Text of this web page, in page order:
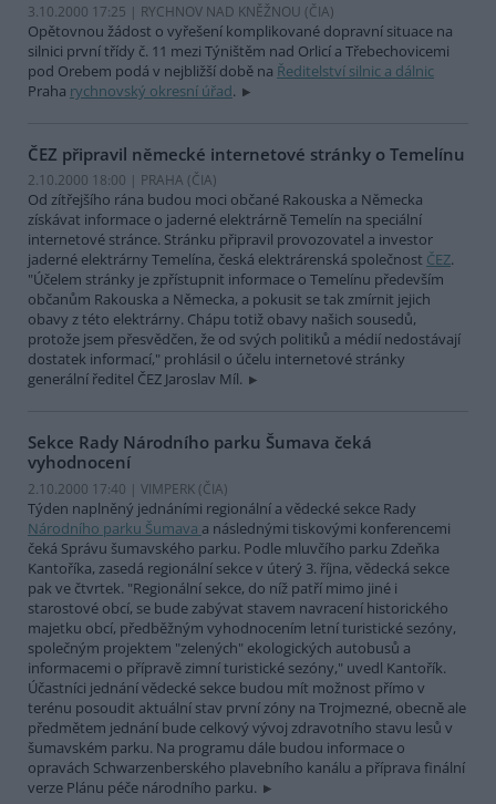
3.10.2000 17:25 | RYCHNOV NAD KNĚŽNOU (ČIA)
Opětovnou žádost o vyřešení komplikované dopravní situace na
silnici první třídy č. 11 mezi Týništěm nad Orlicí a Třebechovicemi
pod Orebem podá v nejbližší době na Ředitelství silnic a dálnic
Praha rychnovský okresní úřad.
ČEZ připravil německé internetové stránky o Temelínu
2.10.2000 18:00 | PRAHA (ČIA)
Od zítřejšího rána budou moci občané Rakouska a Německa
získávat informace o jaderné elektrárně Temelín na speciální
internetové stránce. Stránku připravil provozovatel a investor
jaderné elektrárny Temelína, česká elektrárenská společnost ČEZ.
"Účelem stránky je zpřístupnit informace o Temelínu především
občanům Rakouska a Německa, a pokusit se tak zmírnit jejich
obavy z této elektrárny. Chápu totiž obavy našich sousedů,
protože jsem přesvědčen, že od svých politiků a médií nedostávají
dostatek informací," prohlásil o účelu internetové stránky
generální ředitel ČEZ Jaroslav Míl.
Sekce Rady Národního parku Šumava čeká
vyhodnocení
2.10.2000 17:40 | VIMPERK (ČIA)
Týden naplněný jednáními regionální a vědecké sekce Rady
Národního parku Šumava a následnými tiskovými konferencemi
čeká Správu šumavského parku. Podle mluvčího parku Zdeňka
Kantoříka, zasedá regionální sekce v úterý 3. října, vědecká sekce
pak ve čtvrtek. "Regionální sekce, do níž patří mimo jiné i
starostové obcí, se bude zabývat stavem navracení historického
majetku obcí, předběžným vyhodnocením letní turistické sezóny,
společným projektem "zelených" ekologických autobusů a
informacemi o přípravě zimní turistické sezóny," uvedl Kantořík.
Účastníci jednání vědecké sekce budou mít možnost přímo v
terénu posoudit aktuální stav první zóny na Trojmezné, obecně ale
předmětem jednání bude celkový vývoj zdravotního stavu lesů v
šumavském parku. Na programu dále budou informace o
opravách Schwarzenberského plavebního kanálu a příprava finální
verze Plánu péče národního parku.